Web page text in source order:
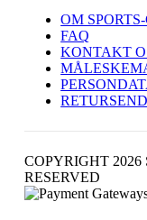
OM
FAQ
KONTAKT
COPYRIGHT 2026
RESERVED